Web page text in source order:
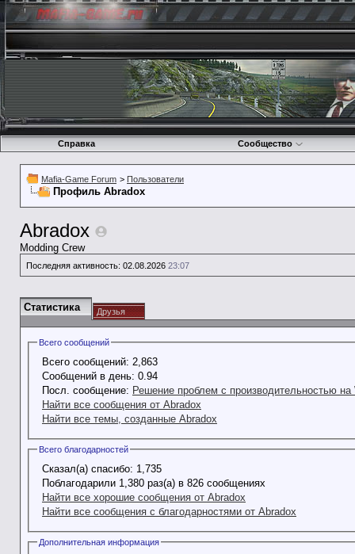
Справка Сообщество
Mafia-Game Forum > Пользователи
Профиль Abradox
Abradox
Modding Crew
Последняя активность: 02.08.2026 23:07
Статистика Друзья
Всего сообщений
Всего сообщений: 2,863
Сообщений в день: 0.94
Посл. сообщение: Решение проблем с производительностью на
Найти все сообщения от Abradox
Найти все темы, созданные Abradox
Всего благодарностей
Сказал(а) спасибо: 1,735
Поблагодарили 1,380 раз(а) в 826 сообщениях
Найти все хорошие сообщения от Abradox
Найти все сообщения с благодарностями от Abradox
Дополнительная информация